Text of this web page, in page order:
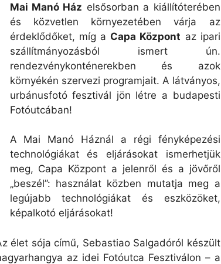
Mai Manó Ház elsősorban a kiállítóterében
és közvetlen környezetében várja az
érdeklődőket, míg a Capa Központ az ipari
szállítmányozásból ismert ún.
rendezvénykonténerekben és azok
környékén szervezi programjait. A látványos,
urbánusfotó fesztivál jön létre a budapesti
Fotóutcában!
A Mai Manó Háznál a régi fényképezési
technológiákat és eljárásokat ismerhetjük
meg, Capa Központ a jelenről és a jövőről
„beszél”: használat közben mutatja meg a
legújabb technológiákat és eszközöket,
képalkotó eljárásokat!
élet sója című, Sebastiao Salgadóról készült
az idei Fotóutca Fesztiválon – a